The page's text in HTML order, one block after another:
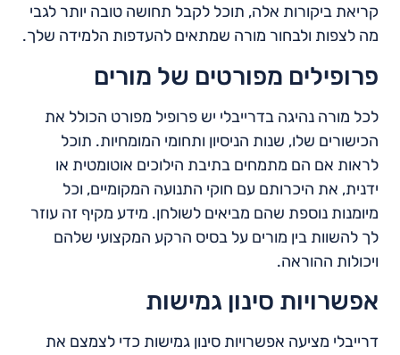
קריאת ביקורות אלה, תוכל לקבל תחושה טובה יותר לגבי
מה לצפות ולבחור מורה שמתאים להעדפות הלמידה שלך.
פרופילים מפורטים של מורים
לכל מורה נהיגה בדרייבלי יש פרופיל מפורט הכולל את
הכישורים שלו, שנות הניסיון ותחומי המומחיות. תוכל
לראות אם הם מתמחים בתיבת הילוכים אוטומטית או
ידנית, את היכרותם עם חוקי התנועה המקומיים, וכל
מיומנות נוספת שהם מביאים לשולחן. מידע מקיף זה עוזר
לך להשוות בין מורים על בסיס הרקע המקצועי שלהם
ויכולות ההוראה.
אפשרויות סינון גמישות
דרייבלי מציעה אפשרויות סינון גמישות כדי לצמצם את